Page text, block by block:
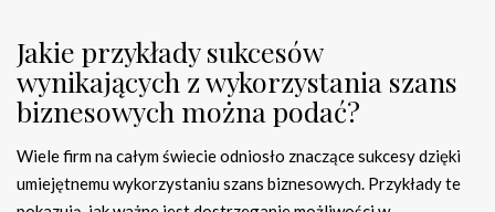
Jakie przykłady sukcesów
wynikających z wykorzystania szans
biznesowych można podać?
Wiele firm na całym świecie odniosło znaczące sukcesy dzięki
umiejętnemu wykorzystaniu szans biznesowych. Przykłady te